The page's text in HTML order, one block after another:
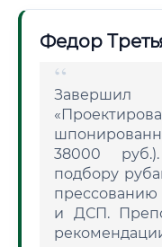
Федор
38000
подбору
и ДСП.